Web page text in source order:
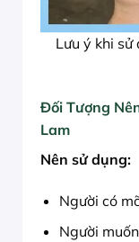
Lưu ý khi
Đối Tượng
Lam
Nên sử dụng:
Người có
Người